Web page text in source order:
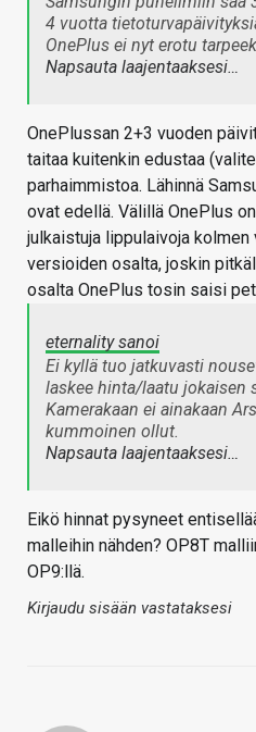
4 vuotta
OnePlus ei nyt erotu
Napsauta laajentaaksesi…
OnePlussan 2+3 vuoden
taitaa kuitenkin edustaa
parhaimmistoa. Lähinnä
ovat edellä. Välillä OnePlus
julkaistuja lippulaivoja
versioiden osalta, joskin
osalta OnePlus tosin saisi
eternality sanoi
Ei kyllä tuo jatkuvasti
laskee hinta/laatu jokaisen
Kamerakaan ei ainakaan
kummoinen ollut.
Napsauta laajentaaksesi…
Eikö hinnat pysyneet
malleihin nähden? OP8T
OP9:llä.
Kirjaudu sisään vastataksesi